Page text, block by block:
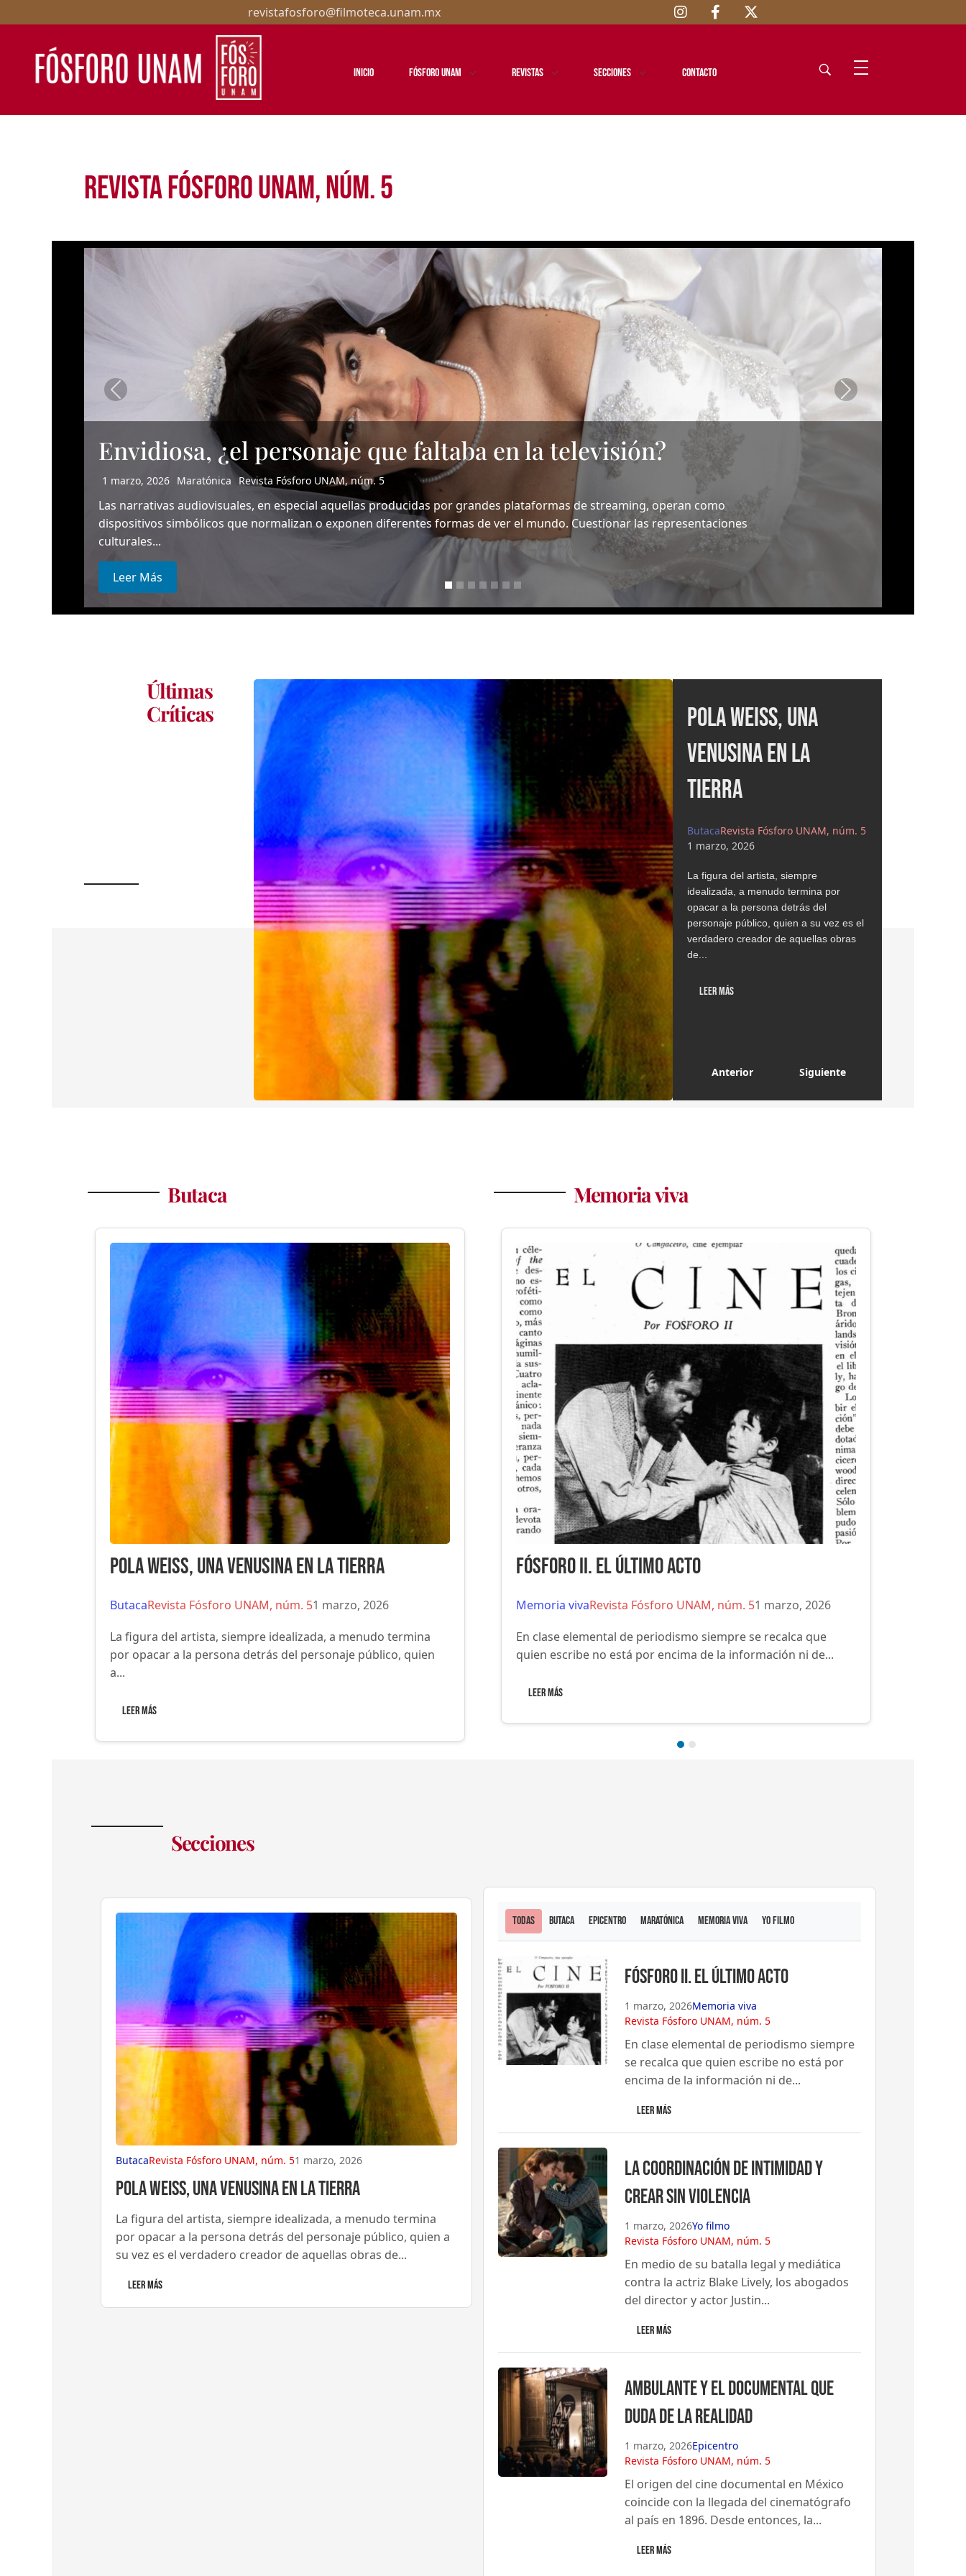
revistafosforo@filmoteca.unam.mx
Inicio Fósforo UNAM Revistas Secciones Contacto
Revista Fósforo UNAM, núm. 5
Fósforo II. El último acto
1 marzo, 2026 Memoria viva Revista Fósforo UNAM, núm. 5
En clase elemental de periodismo siempre se recalca que quien escribe no está por encima de la información ni de sus
entrevistados. Si trasladamos ese principio a la crítica de...
Leer Más
Anterior Siguiente
Últimas
Críticas
Fósforo II. El último
acto
Memoria viva
1 marzo, 2026
En clase elemental de periodismo
siempre se recalca que quien escribe
no está por encima de la información ni
de sus entrevistados. Si trasladamos
ese principio a la crítica de...
Leer Más
Anterior Siguiente
Butaca
Pola Weiss, una venusina en la Tierra
ButacaRevista Fósforo UNAM, núm. 51 marzo, 2026
La figura del artista, siempre idealizada, a menudo termina
por opacar a la persona detrás del personaje público, quien
a...
Leer Más
Memoria viva
Te seguimos amando Matilde
Memoria vivaRevista Fósforo UNAM, núm. 51 marzo, 2026
Queridas y queridos lectores. Con la finalidad de extender
para ustedes el abanico de voces que se dejan escuchar a...
Leer Más
Secciones
ButacaRevista Fósforo UNAM, núm. 51 marzo, 2026
Pola Weiss, una venusina en la Tierra
La figura del artista, siempre idealizada, a menudo termina
por opacar a la persona detrás del personaje público, quien a
su vez es el verdadero creador de aquellas obras de...
Leer Más
Todas Butaca Epicentro Maratónica Memoria viva Yo filmo
Fósforo II. El último acto
1 marzo, 2026Memoria viva
Revista Fósforo UNAM, núm. 5
En clase elemental de periodismo siempre
se recalca que quien escribe no está por
encima de la información ni de...
Leer Más
La coordinación de intimidad y
crear sin violencia
1 marzo, 2026Yo filmo
Revista Fósforo UNAM, núm. 5
En medio de su batalla legal y mediática
contra la actriz Blake Lively, los abogados
del director y actor Justin...
Leer Más
Ambulante y el documental que
duda de la realidad
1 marzo, 2026Epicentro
Revista Fósforo UNAM, núm. 5
El origen del cine documental en México
coincide con la llegada del cinematógrafo
al país en 1896. Desde entonces, la...
Leer Más